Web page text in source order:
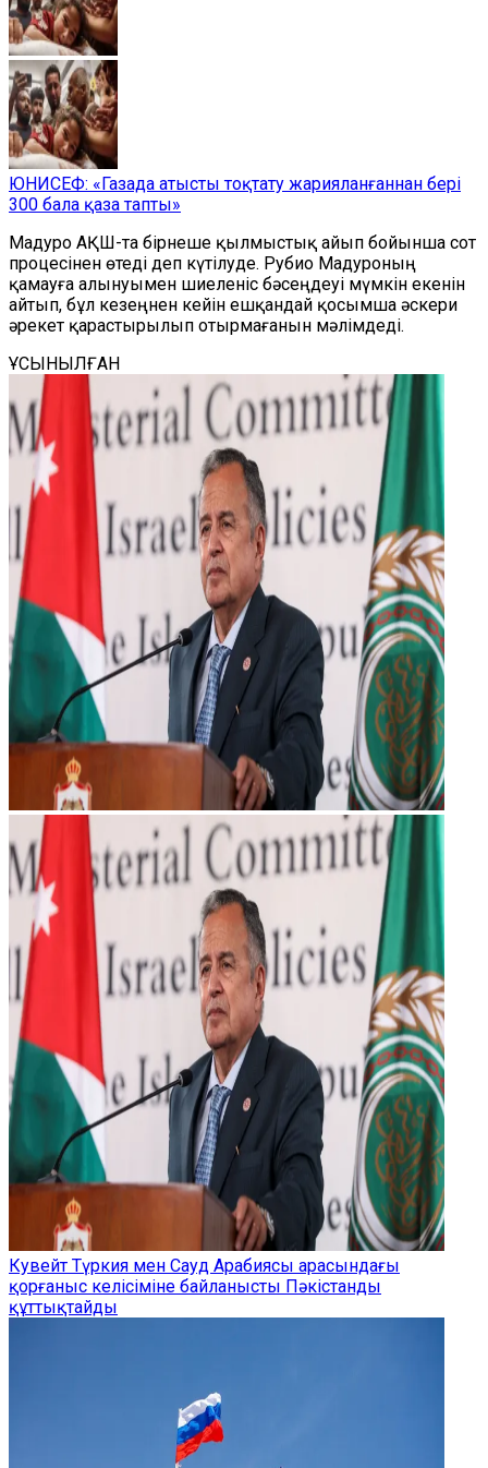
ЮНИСЕФ: «Газада атысты тоқтату жарияланғаннан бері
300 бала қаза тапты»
Мадуро АҚШ-та бірнеше қылмыстық айып бойынша сот
процесінен өтеді деп күтілуде. Рубио Мадуроның
қамауға алынуымен шиеленіс бәсеңдеуі мүмкін екенін
айтып, бұл кезеңнен кейін ешқандай қосымша әскери
әрекет қарастырылып отырмағанын мәлімдеді.
ҰСЫНЫЛҒАН
Кувейт Түркия мен Сауд Арабиясы арасындағы
қорғаныс келісіміне байланысты Пәкістанды
құттықтайды